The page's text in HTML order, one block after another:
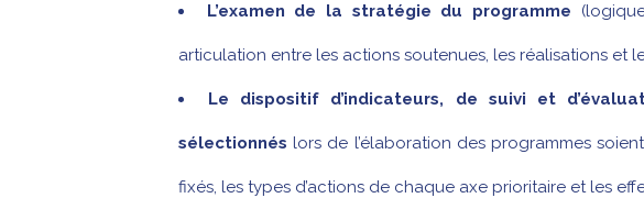
L’examen de la stratégie du programme
articulation entre les actions soutenues, les réalisations et
Le dispositif d’indicateurs, de suivi et
sélectionnés lors de l’élaboration des programmes
fixés, les types d’actions de chaque axe prioritaire et les